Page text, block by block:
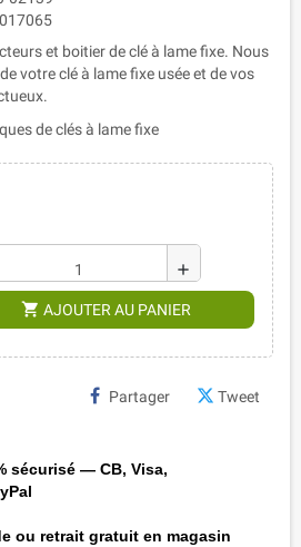
et boitier de clé à lame fixe. Nous
votre clé à lame fixe usée et de vos
de clés à lame fixe
add
shopping_cart AJOUTER AU PANIER
Partager Tweet
sécurisé — CB, Visa,
ou retrait gratuit en magasin